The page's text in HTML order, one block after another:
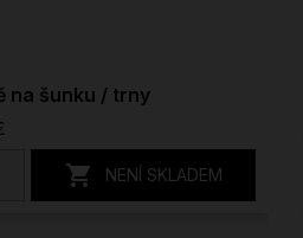
na šunku / trny
 NENÍ SKLADEM